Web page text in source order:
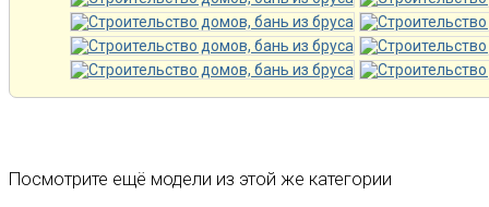
Посмотрите ещё модели из этой же категории